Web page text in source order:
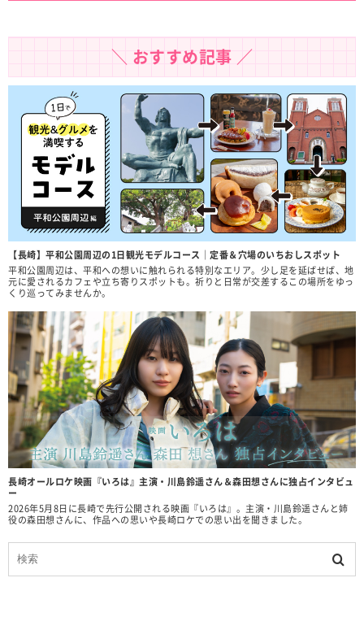
＼ おすすめ記事 ／
【長崎】平和公園周辺の1日観光モデルコース｜定番＆穴場のいちおしスポット
平和公園周辺は、平和への想いに触れられる特別なエリア。少し足を延ばせば、地
元に愛されるカフェや立ち寄りスポットも。祈りと日常が交差するこの場所をゆっ
くり巡ってみませんか。
長崎オールロケ映画『いろは』主演・川島鈴遥さん＆森田想さんに独占インタビュ
ー
2026年5月8日に長崎で先行公開される映画『いろは』。主演・川島鈴遥さんと姉
役の森田想さんに、作品への思いや長崎ロケでの思い出を聞きました。